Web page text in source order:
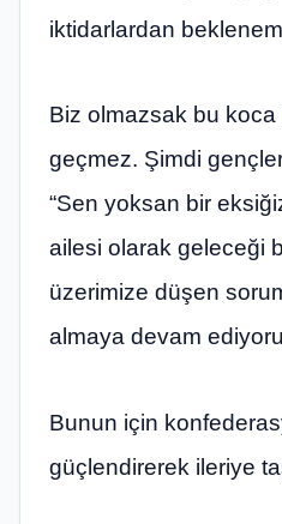
iktidarlardan
Biz olmazsak bu koca
geçmez. Şimdi
“Sen yoksan bir
ailesi olarak geleceği
üzerimize düşen
almaya devam
Bunun için
güçlendirerek ileriye